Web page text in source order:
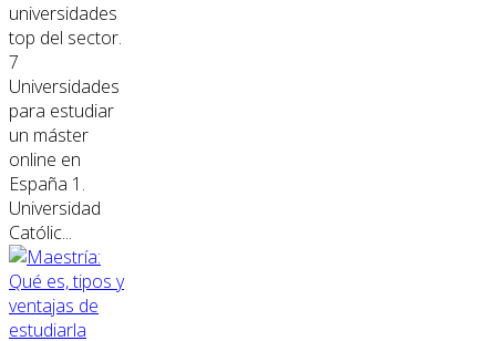
universidades
top del sector.
7
Universidades
para estudiar
un máster
online en
España 1.
Universidad
Católic...